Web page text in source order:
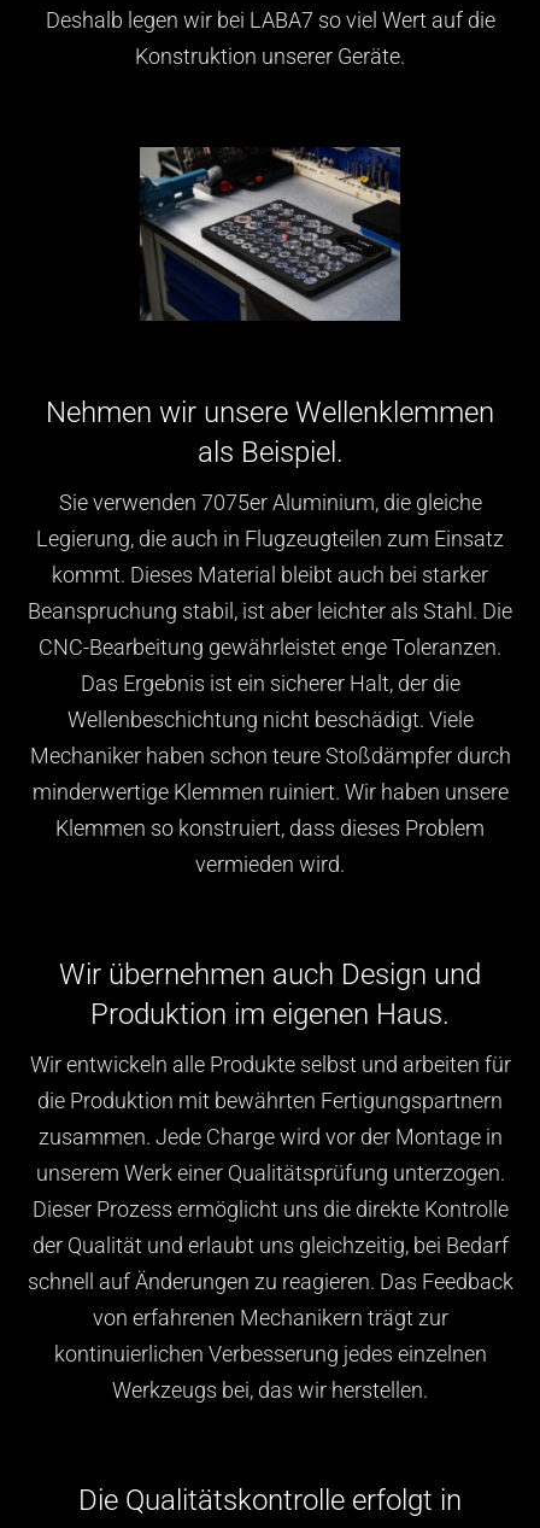
Deshalb legen wir bei LABA7 so viel Wert auf die
Konstruktion unserer Geräte.
Nehmen wir unsere Wellenklemmen
als Beispiel.
Sie verwenden 7075er Aluminium, die gleiche
Legierung, die auch in Flugzeugteilen zum Einsatz
kommt. Dieses Material bleibt auch bei starker
Beanspruchung stabil, ist aber leichter als Stahl. Die
CNC-Bearbeitung gewährleistet enge Toleranzen.
Das Ergebnis ist ein sicherer Halt, der die
Wellenbeschichtung nicht beschädigt. Viele
Mechaniker haben schon teure Stoßdämpfer durch
minderwertige Klemmen ruiniert. Wir haben unsere
Klemmen so konstruiert, dass dieses Problem
vermieden wird.
Wir übernehmen auch Design und
Produktion im eigenen Haus.
Wir entwickeln alle Produkte selbst und arbeiten für
die Produktion mit bewährten Fertigungspartnern
zusammen. Jede Charge wird vor der Montage in
unserem Werk einer Qualitätsprüfung unterzogen.
Dieser Prozess ermöglicht uns die direkte Kontrolle
der Qualität und erlaubt uns gleichzeitig, bei Bedarf
schnell auf Änderungen zu reagieren. Das Feedback
von erfahrenen Mechanikern trägt zur
kontinuierlichen Verbesserung jedes einzelnen
Werkzeugs bei, das wir herstellen.
Die Qualitätskontrolle erfolgt in